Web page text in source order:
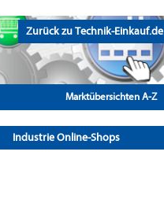
Zurück zu Technik-Einkauf.de
Marktübersichten A-Z
Industrie Online-Shops